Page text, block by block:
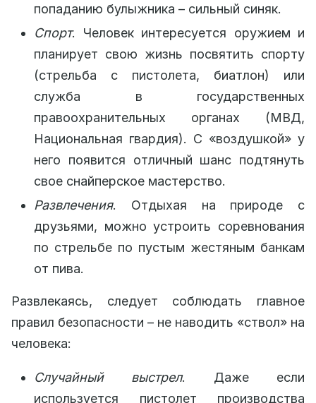
попаданию булыжника – сильный синяк.
Спорт. Человек интересуется оружием и
планирует свою жизнь посвятить спорту
(стрельба с пистолета, биатлон) или
служба в государственных
правоохранительных органах (МВД,
Национальная гвардия). С «воздушкой» у
него появится отличный шанс подтянуть
свое снайперское мастерство.
Развлечения. Отдыхая на природе с
друзьями, можно устроить соревнования
по стрельбе по пустым жестяным банкам
от пива.
Развлекаясь, следует соблюдать главное
правил безопасности – не наводить «ствол» на
человека:
Случайный выстрел. Даже если
используется пистолет производства